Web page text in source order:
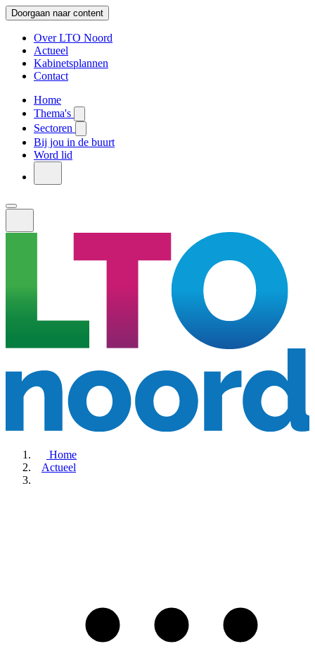
Doorgaan naar content
Over LTO Noord
Actueel
Kabinetsplannen
Contact
Home
Thema's
Sectoren
Bij jou in de buurt
Word lid
Home
Actueel